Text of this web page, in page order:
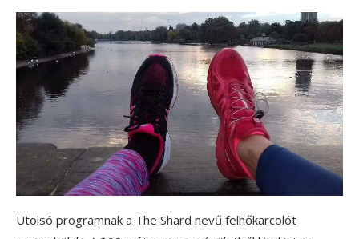
Utolsó programnak a The Shard nevű felhőkarcolót